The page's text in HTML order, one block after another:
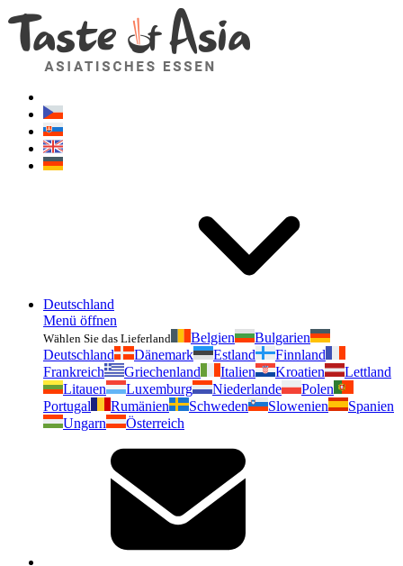
Deutschland
Menü öffnen
Wählen Sie das Lieferland Belgien
Bulgarien
Deutschland
Dänemark Estland
Finnland
Frankreich
Griechenland Italien Kroatien
Lettland
Litauen
Luxemburg Niederlande
Polen
Portugal
Rumänien Schweden Slowenien
Spanien
Ungarn
Österreich
Geschmackvonasien.de
Zögern Sie nicht zu fragen. Ich bin für Sie da!